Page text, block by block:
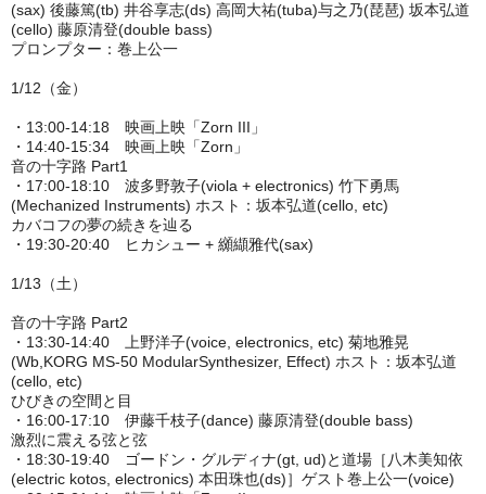
(sax) 後藤篤(tb) 井谷享志(ds) 高岡大祐(tuba)与之乃(琵琶) 坂本弘道
(cello) 藤原清登(double bass)
プロンプター：巻上公一
1/12（金）
・13:00-14:18 映画上映「Zorn III」
・14:40-15:34 映画上映「Zorn」
音の十字路 Part1
・17:00-18:10 波多野敦子(viola + electronics) 竹下勇馬
(Mechanized Instruments) ホスト：坂本弘道(cello, etc)
カバコフの夢の続きを辿る
・19:30-20:40 ヒカシュー + 纐纈雅代(sax)
1/13（土）
音の十字路 Part2
・13:30-14:40 上野洋子(voice, electronics, etc) 菊地雅晃
(Wb,KORG MS-50 ModularSynthesizer, Effect) ホスト：坂本弘道
(cello, etc)
ひびきの空間と目
・16:00-17:10 伊藤千枝子(dance) 藤原清登(double bass)
激烈に震える弦と弦
・18:30-19:40 ゴードン・グルディナ(gt, ud)と道場［八木美知依
(electric kotos, electronics) 本田珠也(ds)］ゲスト巻上公一(voice)